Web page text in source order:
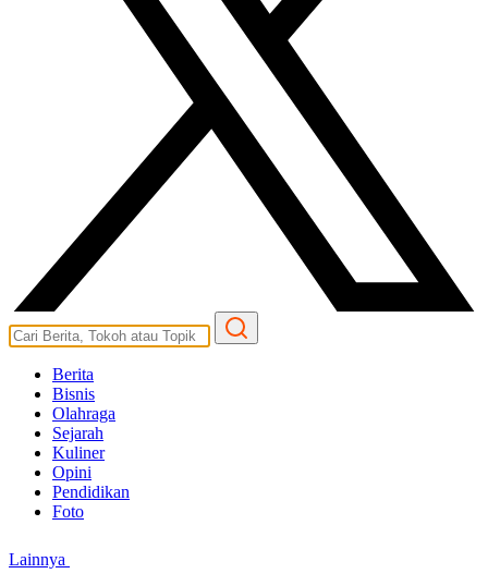
Berita
Bisnis
Olahraga
Sejarah
Kuliner
Opini
Pendidikan
Foto
Lainnya